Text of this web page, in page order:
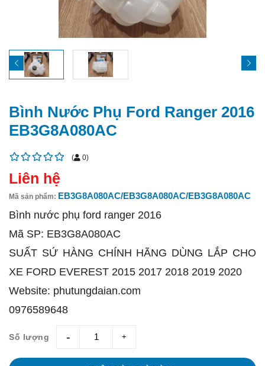
Bình Nước Phụ Ford Ranger 2016
EB3G8A080AC
( 0)
Liên hệ
Mã sản phẩm: EB3G8A080AC/EB3G8A080AC/EB3G8A080AC
Bình nước phụ ford ranger 2016
Mã SP: EB3G8A080AC
SUẤT SỨ HÀNG CHÍNH HÃNG DÙNG LẮP CHO
XE FORD EVEREST 2015 2017 2018 2019 2020
Website: phutungdaian.com
0976589648
Số lượng giam tang